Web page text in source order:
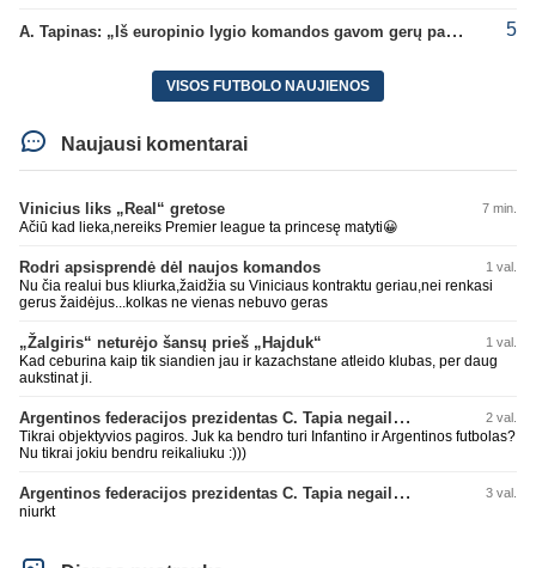
A. Tapinas: „Iš europinio lygio komandos gavom gerų pamokų“ 5
VISOS FUTBOLO NAUJIENOS
Naujausi komentarai
Vinicius liks „Real“ gretose 7 min.
Ačiū kad lieka,nereiks Premier league ta princesę matyti😀
Rodri apsisprendė dėl naujos komandos 1 val.
Nu čia realui bus kliurka,žaidžia su Viniciaus kontraktu geriau,nei renkasi
gerus žaidėjus...kolkas ne vienas nebuvo geras
„Žalgiris“ neturėjo šansų prieš „Hajduk“ 1 val.
Kad ceburina kaip tik siandien jau ir kazachstane atleido klubas, per daug
aukstinat ji.
Argentinos federacijos prezidentas C. Tapia negailėjo pagyrų G. Infantino 2 val.
Tikrai objektyvios pagiros. Juk ka bendro turi Infantino ir Argentinos futbolas?
Nu tikrai jokiu bendru reikaliuku :)))
Argentinos federacijos prezidentas C. Tapia negailėjo pagyrų G. Infantino 3 val.
niurkt